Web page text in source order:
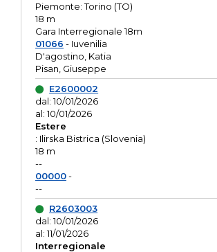
Piemonte: Torino (TO)
18 m
Gara Interregionale 18m
01066 - Iuvenilia
D'agostino, Katia
Pisan, Giuseppe
E2600002
dal: 10/01/2026
al: 10/01/2026
Estere
: Ilirska Bistrica (Slovenia)
18 m
--
00000-
--
R2603003
dal: 10/01/2026
al: 11/01/2026
Interregionale